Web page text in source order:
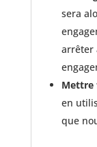
sera
arrêter
Mettre
en
que